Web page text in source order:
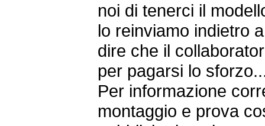
noi di tenerci il
lo reinviamo indietro
dire che il
per pagarsi lo
Per informazione
montaggio e prova